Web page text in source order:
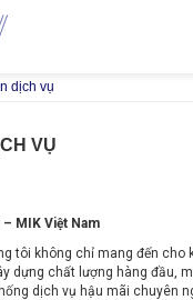
dịch vụ
VỤ
– MIK Việt Nam
tôi không chỉ mang đến cho
dựng chất lượng hàng đầu,
dịch vụ hậu mãi chuyên